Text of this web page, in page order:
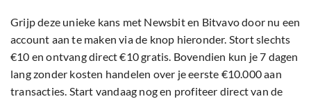
Grijp deze unieke kans met Newsbit en Bitvavo door nu een
account aan te maken via de knop hieronder. Stort slechts
€10 en ontvang direct €10 gratis. Bovendien kun je 7 dagen
lang zonder kosten handelen over je eerste €10.000 aan
transacties. Start vandaag nog en profiteer direct van de